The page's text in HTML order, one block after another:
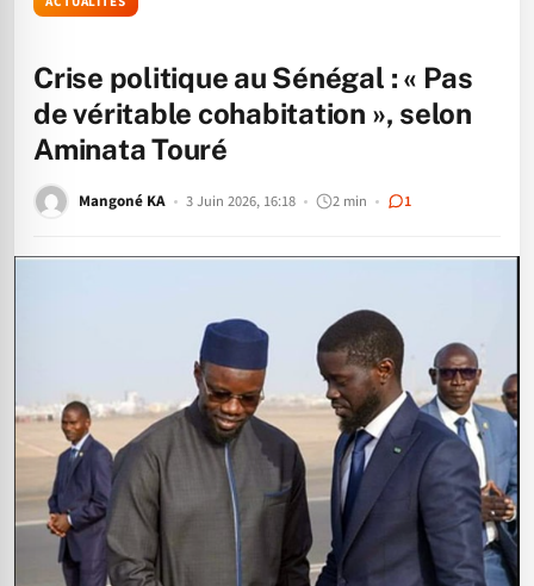
Crise politique au Sénégal : « Pas
de véritable cohabitation », selon
Aminata Touré
Mangoné KA 3 Juin 2026, 16:18 2 min 1